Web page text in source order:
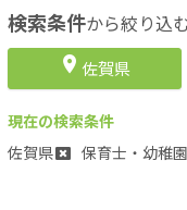
検索条件から絞り込
 佐賀県
現在の検索条件
佐賀県
保育士・幼稚